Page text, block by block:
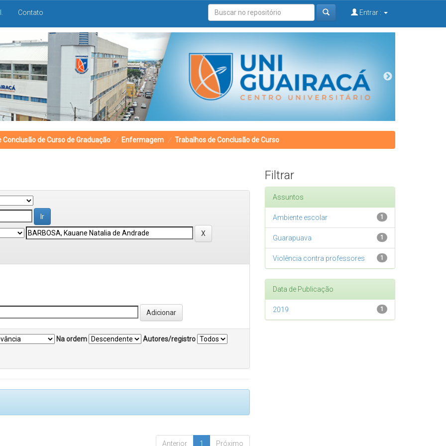
Contato Entrar :
Conclusão de Curso de Graduação Enfermagem Trabalhos de Conclusão de Curso
Na ordem Autores/registro
Anterior 1 Próximo
Filtrar
Assuntos
1
Ambiente escolar
1
Guarapuava
1
Violência contra professores
Data de Publicação
1
2019